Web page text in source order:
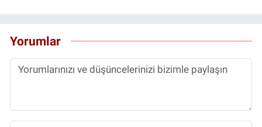
Yorumlar